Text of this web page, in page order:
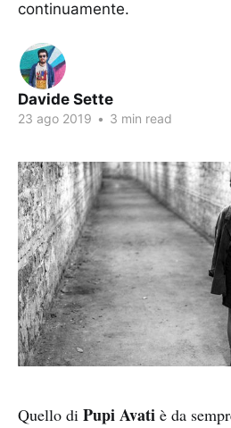
continuamente.
Davide Sette
23 ago 2019 • 3 min read
Quello di Pupi Avati è da